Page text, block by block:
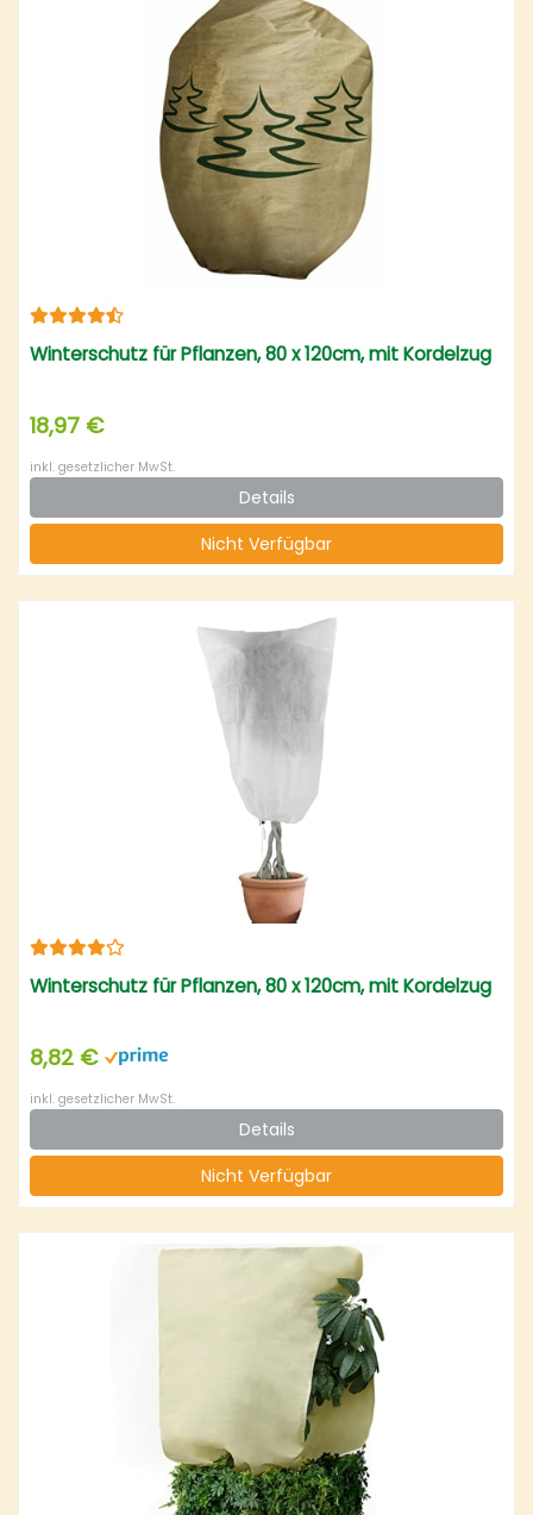
Winterschutz für Pflanzen, 80 x 120cm, mit Kordelzug
18,97 €
inkl. gesetzlicher MwSt.
Details
Nicht Verfügbar
Winterschutz für Pflanzen, 80 x 120cm, mit Kordelzug
8,82 €
inkl. gesetzlicher MwSt.
Details
Nicht Verfügbar